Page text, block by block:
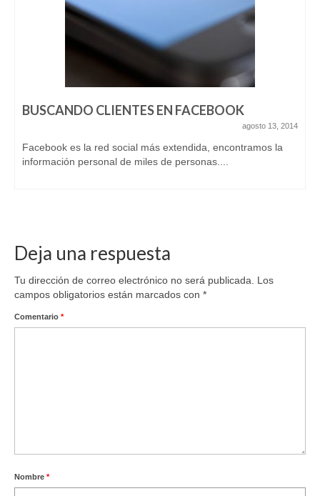
BUSCANDO CLIENTES EN FACEBOOK
agosto 13, 2014
Facebook es la red social más extendida, encontramos la
información personal de miles de personas....
Deja una respuesta
Tu dirección de correo electrónico no será publicada.
Los
campos obligatorios están marcados con *
Comentario *
Nombre *